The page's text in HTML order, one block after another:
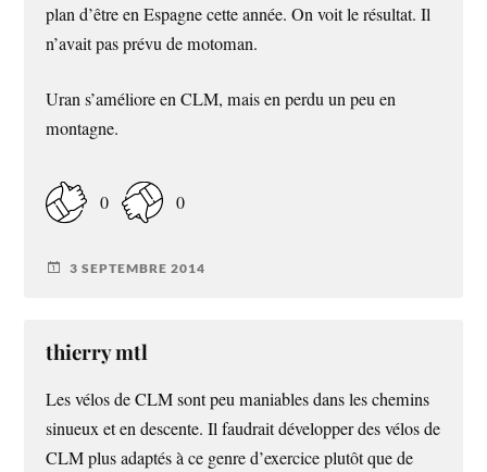
plan d’être en Espagne cette année. On voit le résultat. Il
n’avait pas prévu de motoman.
Uran s’améliore en CLM, mais en perdu un peu en
montagne.
0 0
3 SEPTEMBRE 2014
thierry mtl
Les vélos de CLM sont peu maniables dans les chemins
sinueux et en descente. Il faudrait développer des vélos de
CLM plus adaptés à ce genre d’exercice plutôt que de